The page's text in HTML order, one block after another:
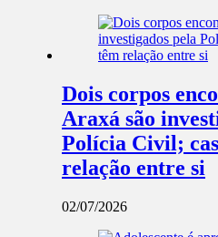
Dois corpos
Araxá são
Polícia Civil;
relação entre si
02/07/2026